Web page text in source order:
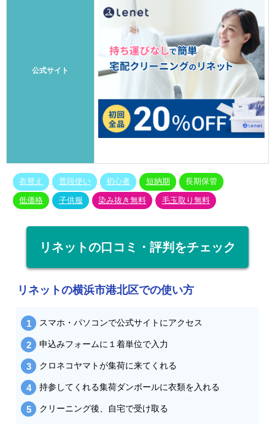
公式サイト
衣替え 普段使い 初心者 短納期 長期保管
低価格 子供服 染み抜き無料 毛玉取り無料
リネットの口コミ・評判をチェック
リネットの横浜市港北区での使い方
スマホ・パソコンで公式サイトにアクセス
申込みフォームに１着単位で入力
クロネコヤマトが集荷に来てくれる
持参してくれる集荷ダンボールに衣類を入れる
クリーニング後、自宅で受け取る